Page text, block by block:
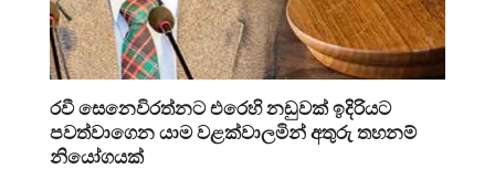
රවී සෙනෙවිරත්නට එරෙහි නඩුවක් ඉදිරියට
පවත්වාගෙන යාම වළක්වාලමින් අතුරු තහනම්
නියෝගයක්